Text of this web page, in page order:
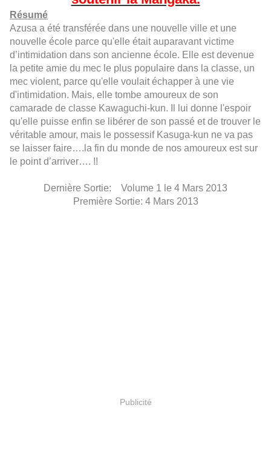
Résumé
Azusa a été transférée dans une nouvelle ville et une
nouvelle école parce qu'elle était auparavant victime
d’intimidation dans son ancienne école. Elle est devenue
la petite amie du mec le plus populaire dans la classe, un
mec violent, parce qu'elle voulait échapper à une vie
d'intimidation. Mais, elle tombe amoureux de son
camarade de classe Kawaguchi-kun. Il lui donne l'espoir
qu'elle puisse enfin se libérer de son passé et de trouver le
véritable amour, mais le possessif Kasuga-kun ne va pas
se laisser faire….la fin du monde de nos amoureux est sur
le point d’arriver…. !!
Dernière Sortie: Volume 1 le 4 Mars 2013
Première Sortie: 4 Mars 2013
Publicité